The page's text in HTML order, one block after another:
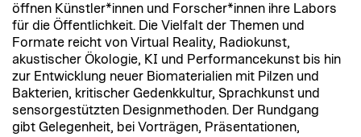
öffnen Künstler*innen und Forscher*innen ihre Labors
für die Öffentlichkeit. Die Vielfalt der Themen und
Formate reicht von Virtual Reality, Radiokunst,
akustischer Ökologie, KI und Performancekunst bis hin
zur Entwicklung neuer Biomaterialien mit Pilzen und
Bakterien, kritischer Gedenkkultur, Sprachkunst und
sensorgestützten Designmethoden. Der Rundgang
gibt Gelegenheit, bei Vorträgen, Präsentationen,